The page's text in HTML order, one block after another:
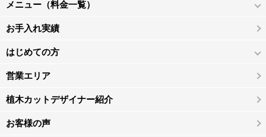
メニュー（料金一覧）
お手入れ実績
はじめての方
営業エリア
植木カットデザイナー紹介
お客様の声